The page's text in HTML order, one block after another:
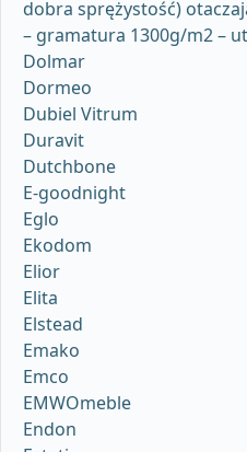
dobra sprężystość)
– gramatura 1300g/m2 –
Dolmar
Dormeo
Dubiel Vitrum
Duravit
Dutchbone
E-goodnight
Eglo
Ekodom
Elior
Elita
Elstead
Emako
Emco
EMWOmeble
Endon